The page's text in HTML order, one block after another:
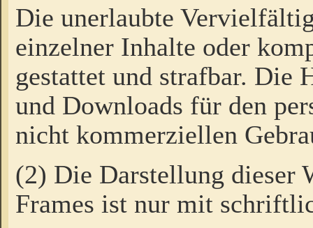
Die unerlaubte
einzelner Inhalte oder
gestattet und strafbar. Die
und Downloads für den
nicht kommerziellen
(2) Die Darstellung dieser
Frames ist nur mit